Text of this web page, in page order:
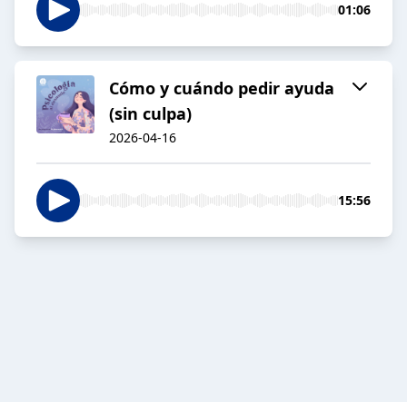
01:06
Cómo y cuándo pedir ayuda
(sin culpa)
2026-04-16
15:56